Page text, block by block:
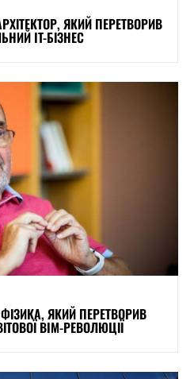
ЯКИЙ ПЕРЕТВОРИВ
IT-БІЗНЕС
ЯКИЙ ПЕРЕТВОРИВ
BIM-РЕВОЛЮЦІЇ